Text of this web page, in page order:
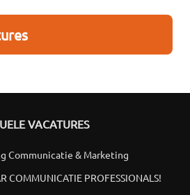
VACATURES
Communicatie & Marketing
COMMUNICATIE PROFESSIONALS!